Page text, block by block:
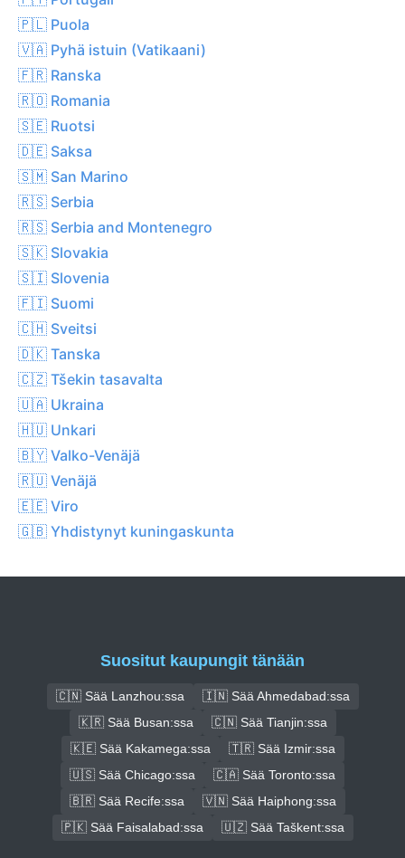
🇵🇱 Puola
🇻🇦 Pyhä istuin (Vatikaani)
🇫🇷 Ranska
🇷🇴 Romania
🇸🇪 Ruotsi
🇩🇪 Saksa
🇸🇲 San Marino
🇷🇸 Serbia
🇷🇸 Serbia and Montenegro
🇸🇰 Slovakia
🇸🇮 Slovenia
🇫🇮 Suomi
🇨🇭 Sveitsi
🇩🇰 Tanska
🇨🇿 Tšekin tasavalta
🇺🇦 Ukraina
🇭🇺 Unkari
🇧🇾 Valko-Venäjä
🇷🇺 Venäjä
🇪🇪 Viro
🇬🇧 Yhdistynyt kuningaskunta
Suositut kaupungit tänään
🇨🇳 Sää Lanzhou:ssa
🇮🇳 Sää Ahmedabad:ssa
🇰🇷 Sää Busan:ssa
🇨🇳 Sää Tianjin:ssa
🇰🇪 Sää Kakamega:ssa
🇹🇷 Sää Izmir:ssa
🇺🇸 Sää Chicago:ssa
🇨🇦 Sää Toronto:ssa
🇧🇷 Sää Recife:ssa
🇻🇳 Sää Haiphong:ssa
🇵🇰 Sää Faisalabad:ssa
🇺🇿 Sää Taškent:ssa